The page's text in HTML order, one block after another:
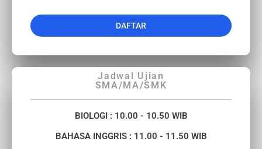
DAFTAR
Jadwal Ujian
SMA/MA/SMK
BIOLOGI : 10.00 - 10.50 WIB
BAHASA INGGRIS : 11.00 - 11.50 WIB